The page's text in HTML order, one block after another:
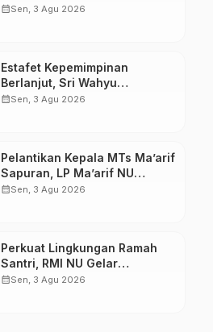
Sekolah Ma’arif Pekalongan
calendar_monthSen, 3 Agu 2026
Estafet Kepemimpinan
Berlanjut, Sri Wahyu
Susilowati Resmi Pimpin MTs
calendar_monthSen, 3 Agu 2026
Pelantikan Kepala MTs Ma’arif
Sapuran, LP Ma’arif NU
Wonosobo Tekankan Lima
calendar_monthSen, 3 Agu 2026
Perkuat Lingkungan Ramah
Santri, RMI NU Gelar
‘Sambang Pesantren’ di Pati
calendar_monthSen, 3 Agu 2026